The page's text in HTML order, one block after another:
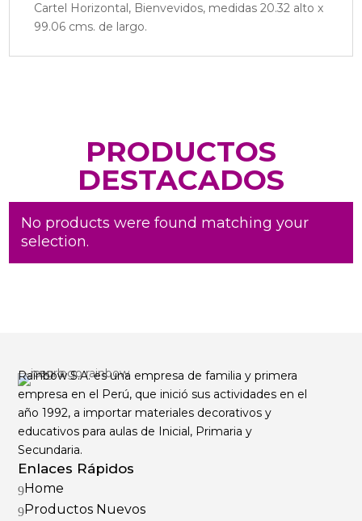
Cartel Horizontal, Bienvevidos, medidas 20.32 alto x
99.06 cms. de largo.
PRODUCTOS
DESTACADOS
No products were found matching your
selection.
Rainbow S.A. es una empresa de familia y primera
empresa en el Perú, que inició sus actividades en el
año 1992, a importar materiales decorativos y
educativos para aulas de Inicial, Primaria y
Secundaria.
Enlaces Rápidos
9Home
9Productos Nuevos